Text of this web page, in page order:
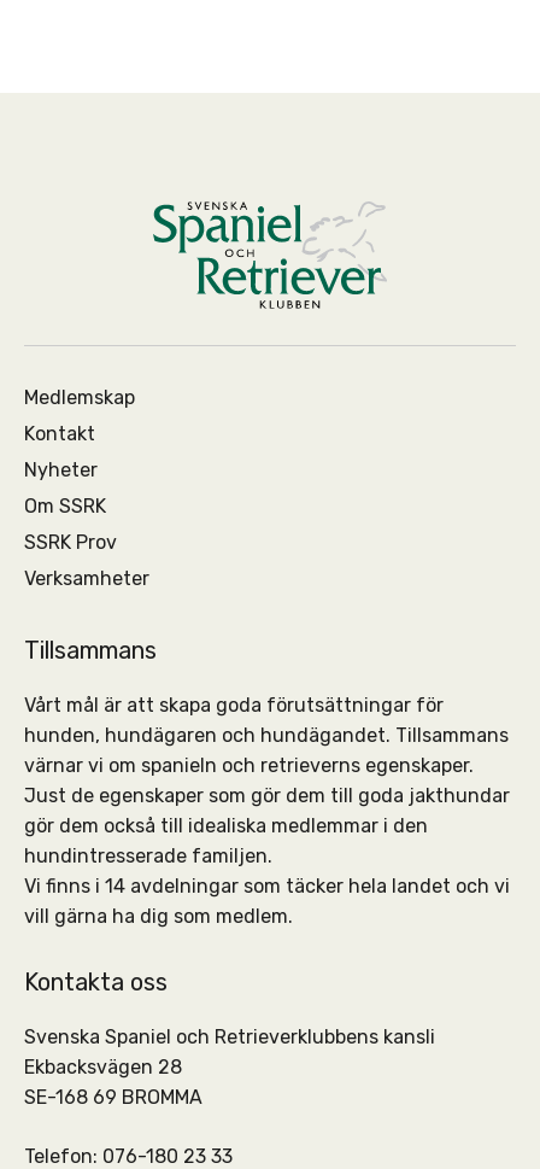
Medlemskap
Kontakt
Nyheter
Om SSRK
SSRK Prov
Verksamheter
Tillsammans
Vårt mål är att skapa goda förutsättningar för
hunden, hundägaren och hundägandet. Tillsammans
värnar vi om spanieln och retrieverns egenskaper.
Just de egenskaper som gör dem till goda jakthundar
gör dem också till idealiska medlemmar i den
hundintresserade familjen.
Vi finns i 14 avdelningar som täcker hela landet och vi
vill gärna ha dig som medlem.
Kontakta oss
Svenska Spaniel och Retrieverklubbens kansli
Ekbacksvägen 28
SE-168 69 BROMMA
Telefon: 076-180 23 33